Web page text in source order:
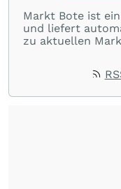
Markt Bote ist
und liefert
zu aktuellen
stehen Tops
Rohstoffe oder